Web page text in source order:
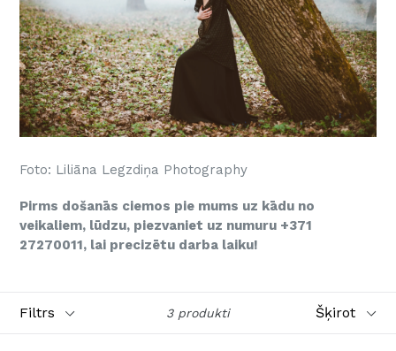
Foto: Liliāna Legzdiņa Photography
Pirms došanās ciemos pie mums uz kādu no
veikaliem, lūdzu, piezvaniet uz numuru +371
27270011, lai precizētu darba laiku!
3 produkti